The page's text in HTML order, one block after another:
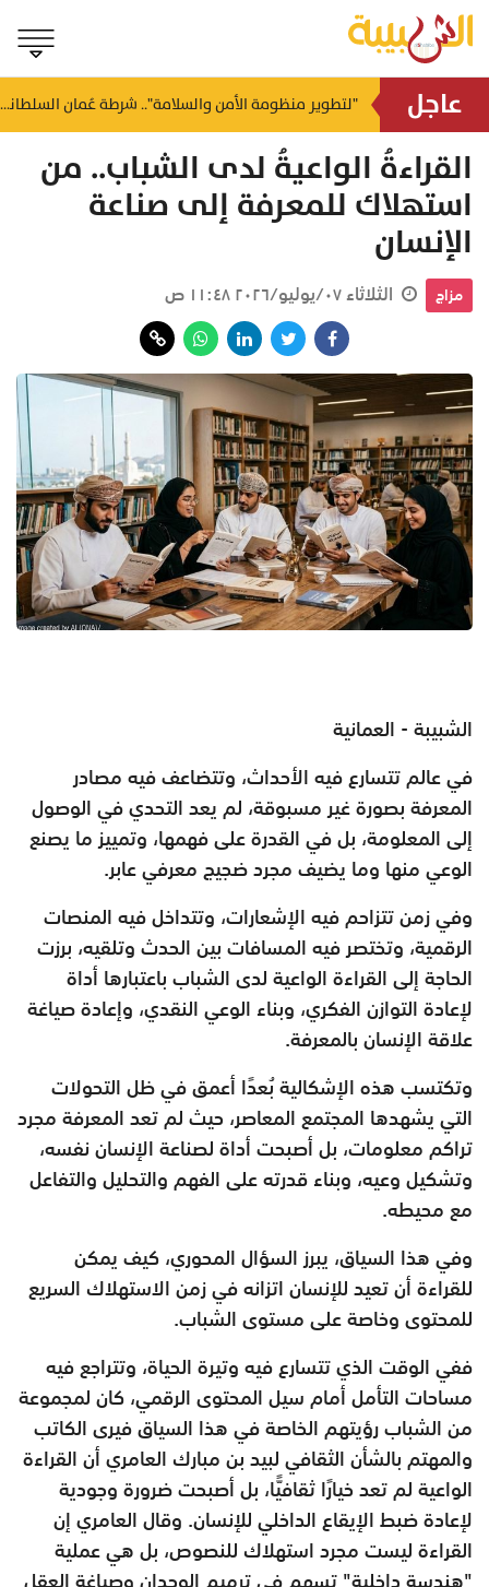
عاجل وزارة العمل تُعلن عن وظائف شاغرة بهيئة الدفاع المدني والإسعاف
القراءةُ الواعيةُ لدى الشباب.. من
استهلاك للمعرفة إلى صناعة
الإنسان
مزاج الثلاثاء ٠٧/يوليو/٢٠٢٦ ١١:٤٨ ص
الشبيبة - العمانية
في عالم تتسارع فيه الأحداث، وتتضاعف فيه مصادر
المعرفة بصورة غير مسبوقة، لم يعد التحدي في الوصول
إلى المعلومة، بل في القدرة على فهمها، وتمييز ما يصنع
الوعي منها وما يضيف مجرد ضجيج معرفي عابر.
وفي زمن تتزاحم فيه الإشعارات، وتتداخل فيه المنصات
الرقمية، وتختصر فيه المسافات بين الحدث وتلقيه، برزت
الحاجة إلى القراءة الواعية لدى الشباب باعتبارها أداة
لإعادة التوازن الفكري، وبناء الوعي النقدي، وإعادة صياغة
علاقة الإنسان بالمعرفة.
وتكتسب هذه الإشكالية بُعدًا أعمق في ظل التحولات
التي يشهدها المجتمع المعاصر، حيث لم تعد المعرفة مجرد
تراكم معلومات، بل أصبحت أداة لصناعة الإنسان نفسه،
وتشكيل وعيه، وبناء قدرته على الفهم والتحليل والتفاعل
مع محيطه.
وفي هذا السياق، يبرز السؤال المحوري، كيف يمكن
للقراءة أن تعيد للإنسان اتزانه في زمن الاستهلاك السريع
للمحتوى وخاصة على مستوى الشباب.
ففي الوقت الذي تتسارع فيه وتيرة الحياة، وتتراجع فيه
مساحات التأمل أمام سيل المحتوى الرقمي، كان لمجموعة
من الشباب رؤيتهم الخاصة في هذا السياق فيرى الكاتب
والمهتم بالشأن الثقافي لبيد بن مبارك العامري أن القراءة
الواعية لم تعد خيارًا ثقافيًّا، بل أصبحت ضرورة وجودية
لإعادة ضبط الإيقاع الداخلي للإنسان. وقال العامري إن
القراءة ليست مجرد استهلاك للنصوص، بل هي عملية